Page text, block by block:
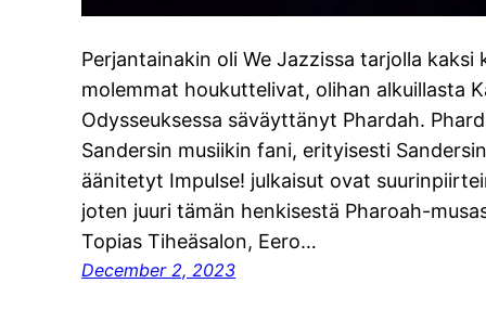
Perjantainakin oli We Jazzissa tarjolla kaksi
molemmat houkuttelivat, olihan alkuillasta
Odysseuksessa säväyttänyt Phardah.
Sandersin musiikin fani, erityisesti
äänitetyt Impulse! julkaisut ovat
joten juuri tämän henkisestä Pharoah-
Topias Tiheäsalon, Eero…
December 2, 2023